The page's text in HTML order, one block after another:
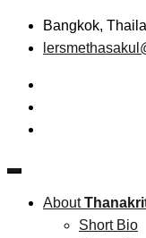
Skip
Bangkok,
Technopreneurship
About
Short Bio